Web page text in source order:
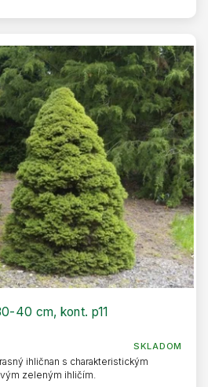
40 cm, kont. p11
SKLADOM
ihličnan s charakteristickým
zeleným ihličím.